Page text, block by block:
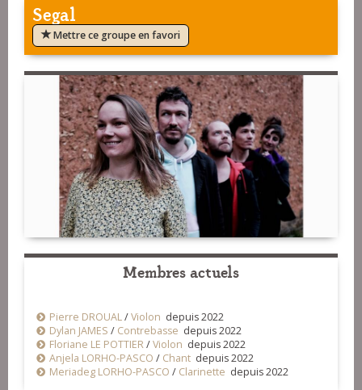
Segal
Mettre ce groupe en favori
Membres actuels
Pierre DROUAL/Violon depuis 2022
Dylan JAMES / Contrebasse depuis 2022
Floriane LE POTTIER/Violon depuis 2022
Anjela LORHO-PASCO / Chant depuis 2022
Meriadeg LORHO-PASCO / Clarinette depuis 2022